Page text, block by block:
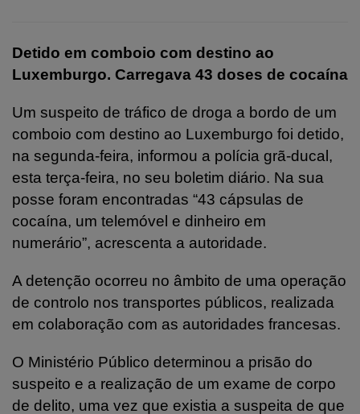
Detido em comboio com destino ao
Luxemburgo. Carregava 43 doses de cocaína
Um suspeito de tráfico de droga a bordo de um
comboio com destino ao Luxemburgo foi detido,
na segunda-feira, informou a polícia grã-ducal,
esta terça-feira, no seu boletim diário. Na sua
posse foram encontradas “43 cápsulas de
cocaína, um telemóvel e dinheiro em
numerário”, acrescenta a autoridade.
A detenção ocorreu no âmbito de uma operação
de controlo nos transportes públicos, realizada
em colaboração com as autoridades francesas.
O Ministério Público determinou a prisão do
suspeito e a realização de um exame de corpo
de delito, uma vez que existia a suspeita de que